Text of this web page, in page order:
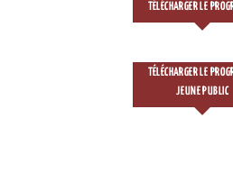
TÉLÉCHARGER LE
TÉLÉCHARGER LE
JEUNE PUBLIC